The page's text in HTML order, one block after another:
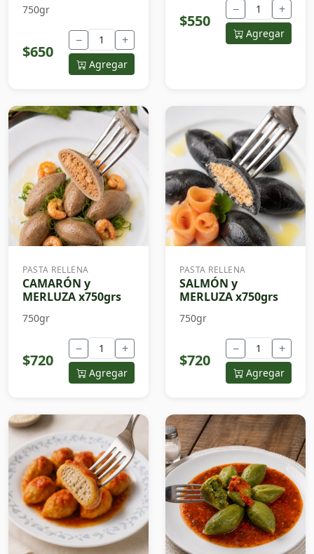
750gr
$650
− +
Agregar
$550
− +
Agregar
PASTA RELLENA
CAMARÓN y
MERLUZA x750grs
750gr
$720
− +
Agregar
PASTA RELLENA
SALMÓN y
MERLUZA x750grs
750gr
$720
− +
Agregar